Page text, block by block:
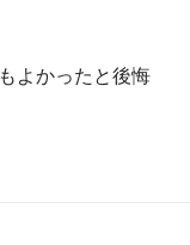
よかったと後悔